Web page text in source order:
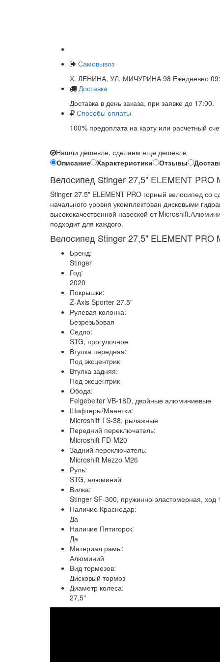
Самовывоз
Х. ЛЕНИНА, УЛ. МИЧУРИНА 98 Ежедневно
Доставка
Доставка в день заказа, при заявке до 17:00.
Способы оплаты
100% предоплата на карту или расчетный
Нашли дешевле, сделаем еще дешевле
Описание
Характеристики Отзывы
Велосипед Stinger 27,5" ELEMENT PRO
Stinger 27.5" ELEMENT PRO горный велосипед
начального уровня укомплектован дисковыми
высококачественной навеской от
подходит для каждого.
Велосипед Stinger 27,5" ELEMENT PRO
Бренд:
Stinger
Год:
2020
Покрышки:
Z-Axis Sporter 27.5ʺ
Рулевая колонка:
Безрезьбовая
Седло:
STG, прогулочное
Втулка передняя:
Под эксцентрик
Втулка задняя:
Под эксцентрик
Обода:
Felgebeiter VB-18D, двойные алюминиевые
Шифтеры/Манетки:
Microshift TS-38, рычажные
Передний переключатель:
Microshift FD-M20
Задний переключатель:
Microshift Mezzo M26
Руль:
STG, алюминий
Вилка:
Stinger SF-300, пружинно-эластомерная,
Наличие Краснодар:
Да
Наличие Пятигорск:
Да
Материал рамы:
Алюминий
Вид тормозов:
Дисковый тормоз
Диаметр колеса:
27,5"